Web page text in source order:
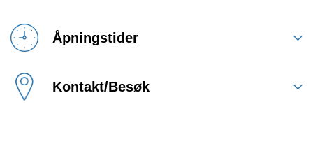
Åpningstider
Kontakt/Besøk